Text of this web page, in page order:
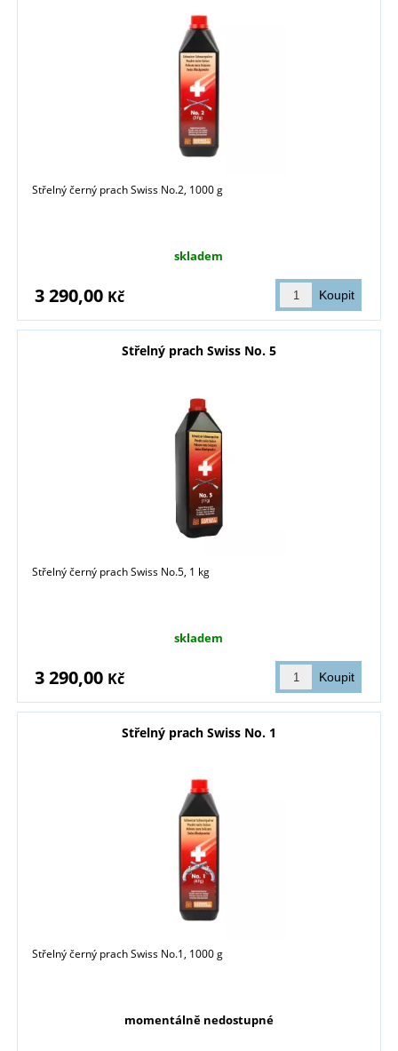
Střelný černý prach Swiss No.2, 1000 g
skladem
3 290,00 Kč
Střelný prach Swiss No. 5
Střelný černý prach Swiss No.5, 1 kg
skladem
3 290,00 Kč
Střelný prach Swiss No. 1
Střelný černý prach Swiss No.1, 1000 g
momentálně nedostupné